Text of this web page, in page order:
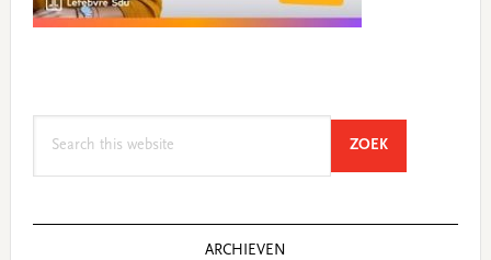
ZOEKSEARCH
ARCHIEVEN